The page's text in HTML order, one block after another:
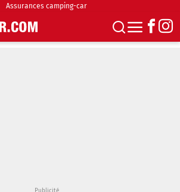
Assurances camping-car